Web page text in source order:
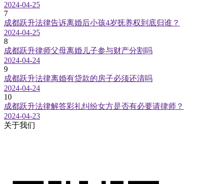
2024-04-25
7
成都跃升法律告诉离婚后小孩4岁抚养权到底归谁？
2024-04-25
8
成都跃升律师父母离婚儿子参与财产分割吗
2024-04-24
9
成都跃升法律离婚有贷款的房子必须还清吗
2024-04-24
10
成都跃升法律解答彩礼纠纷女方是否有必要请律师？
2024-04-23
关于我们